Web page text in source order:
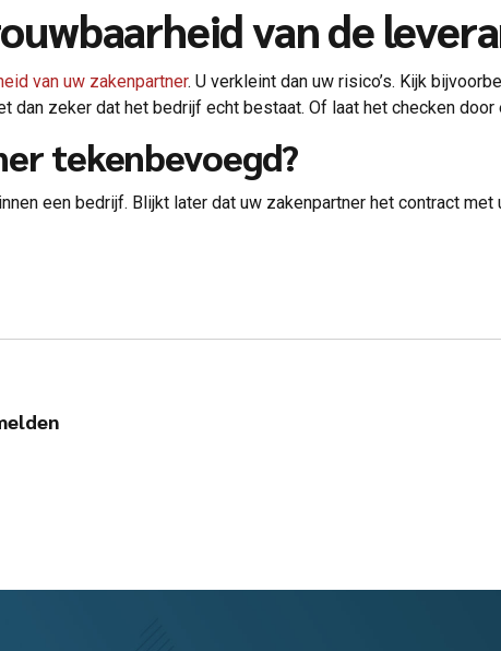
van de
van uw zakenpartner. U verkleint dan uw risico’s. Kijk
dan zeker dat het bedrijf echt bestaat. Of laat het checken
tekenbevoegd?
een bedrijf. Blijkt later dat uw zakenpartner het contract